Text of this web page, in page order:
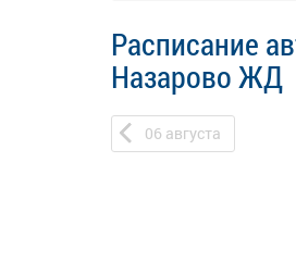
Расписание
Назарово ЖД
06 августа